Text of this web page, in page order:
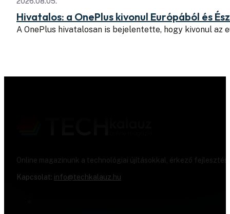
Hivatalos: a OnePlus kivonul Európából és
A OnePlus hivatalosan is bejelentette, hogy kivonul az
Online magazinunk a technológiai újításokkal, érkező
Kapcsolat: info@techkalauz.hu